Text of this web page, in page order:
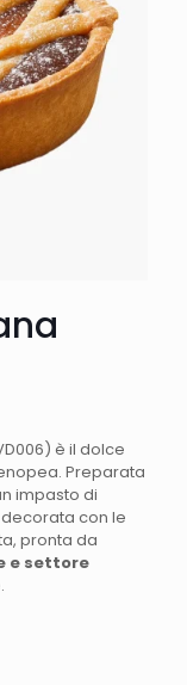
è il dolce
Preparata
impasto di
con le
pronta da
e settore